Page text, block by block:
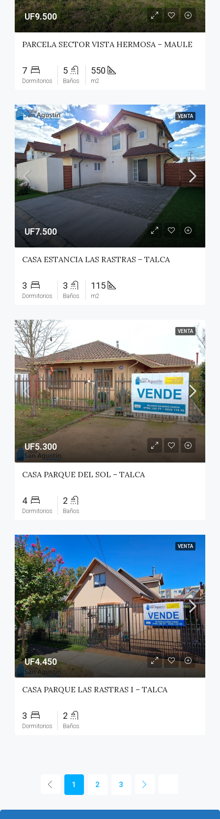
UF9.500
PARCELA SECTOR VISTA HERMOSA – MAULE
7
Dormitorios
5
Baños
550
m2
VENTA
UF7.500
CASA ESTANCIA LAS RASTRAS – TALCA
3
Dormitorios
3
Baños
115
m2
VENTA
UF5.300
CASA PARQUE DEL SOL – TALCA
4
Dormitorios
2
Baños
VENTA
UF4.450
CASA PARQUE LAS RASTRAS I – TALCA
3
Dormitorios
2
Baños
1 2 3